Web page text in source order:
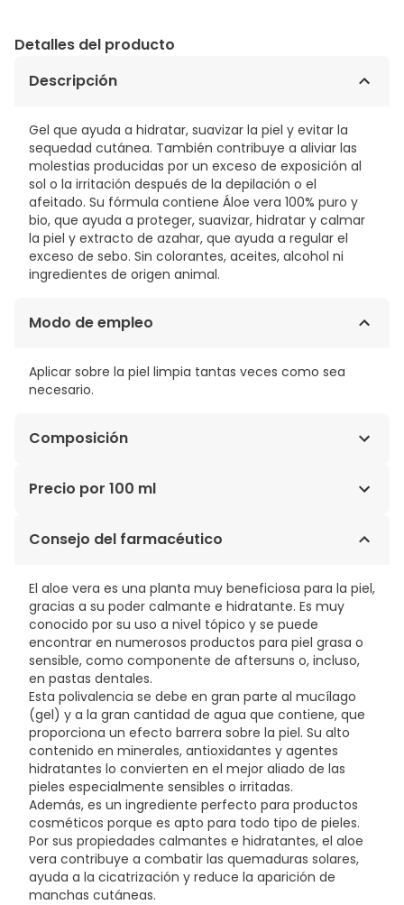
Detalles del producto
Descripción
Gel que ayuda a hidratar, suavizar la piel y evitar la
sequedad cutánea. También contribuye a aliviar las
molestias producidas por un exceso de exposición al
sol o la irritación después de la depilación o el
afeitado. Su fórmula contiene Áloe vera 100% puro y
bio, que ayuda a proteger, suavizar, hidratar y calmar
la piel y extracto de azahar, que ayuda a regular el
exceso de sebo. Sin colorantes, aceites, alcohol ni
ingredientes de origen animal.
Modo de empleo
Aplicar sobre la piel limpia tantas veces como sea
necesario.
Composición
Aqua, Propanediol, Caprylic / Capric Triglyceride, Cetyl
Extract, Tocopheryl Acetate, Tocopherol, Glyceryl
Ethylhexylglycerin, Potassium Sorbate, Sodium
Benzoate.
Precio por 100 ml
3,80€ / 100 ml
Consejo del farmacéutico
El aloe vera es una planta muy beneficiosa para la piel,
gracias a su poder calmante e hidratante. Es muy
conocido por su uso a nivel tópico y se puede
encontrar en numerosos productos para piel grasa o
sensible, como componente de aftersuns o, incluso,
en pastas dentales.
Esta polivalencia se debe en gran parte al mucílago
(gel) y a la gran cantidad de agua que contiene, que
proporciona un efecto barrera sobre la piel. Su alto
contenido en minerales, antioxidantes y agentes
hidratantes lo convierten en el mejor aliado de las
pieles especialmente sensibles o irritadas.
Además, es un ingrediente perfecto para productos
cosméticos porque es apto para todo tipo de pieles.
Por sus propiedades calmantes e hidratantes, el aloe
vera contribuye a combatir las quemaduras solares,
ayuda a la cicatrización y reduce la aparición de
manchas cutáneas.